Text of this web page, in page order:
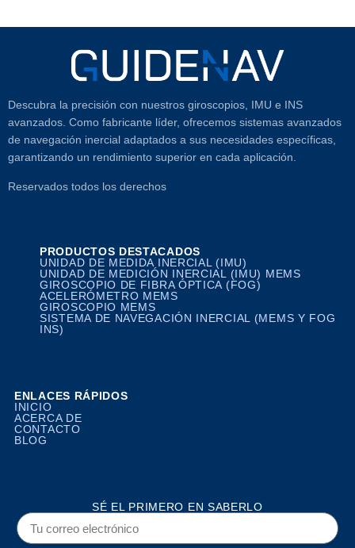
Descubra la precisión con nuestros giroscopios, IMU e INS
avanzados. Como fabricante líder, ofrecemos sistemas avanzados
de navegación inercial adaptados a sus necesidades específicas,
garantizando un rendimiento superior en cada aplicación.
Reservados todos los derechos
PRODUCTOS DESTACADOS
UNIDAD DE MEDIDA INERCIAL (IMU)
UNIDAD DE MEDICIÓN INERCIAL (IMU) MEMS
GIROSCOPIO DE FIBRA ÓPTICA (FOG)
ACELERÓMETRO MEMS
GIROSCOPIO MEMS
SISTEMA DE NAVEGACIÓN INERCIAL (MEMS Y FOG
INS)
ENLACES RÁPIDOS
INICIO
ACERCA DE
CONTACTO
BLOG
SÉ EL PRIMERO EN SABERLO